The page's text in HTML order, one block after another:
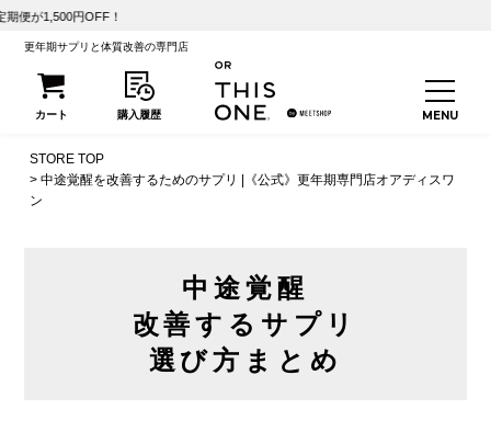
更年期サプリと体質改善の専門店
STORE TOP
中途覚醒を改善するためのサプリ |《公式》更年期専門店オアディスワ
ン
中途覚醒
改善するサプリ
選び方まとめ